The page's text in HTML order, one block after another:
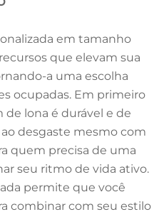
em tamanho
que elevam sua
a uma escolha
ocupadas. Em primeiro
de lona é durável e de
desgaste mesmo com
quem precisa de uma
seu ritmo de vida ativo.
permite que você
combinar com seu estilo